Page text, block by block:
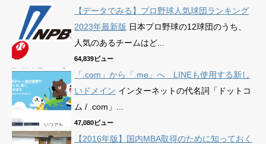
【データでみる】プロ野球人気球団ランキング
2023年最新版 日本プロ野球の12球団のうち、
人気のあるチームはど...
64,839ビュー
「.com」から「.me」へ LINEも使用する新し
いドメイン インターネットの代名詞「ドットコ
ム / .com」...
47,080ビュー
【2016年版】国内MBA取得のために知っておく